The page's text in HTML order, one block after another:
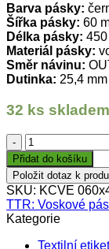
Barva pásky:
Šířka pásky: 60
Délka pásky:
Materiál pásky:
Směr návinu:
Dutinka: 25,4 mm
32 ks skladem
TTR
páska
60mm
x
450m,
KCVE,
černá,
OUT,
Přidat do košíku
Položit dotaz k
SKU: KCVE
TTR: Voskové
Kategorie
Textilní